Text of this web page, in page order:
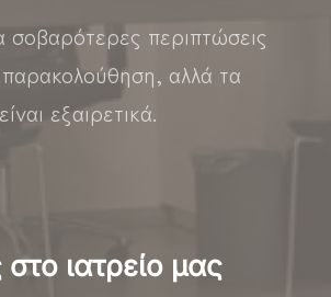
σοβαρότερες περιπτώσεις
αλλά τα
εξαιρετικά.
ιατρείο μας